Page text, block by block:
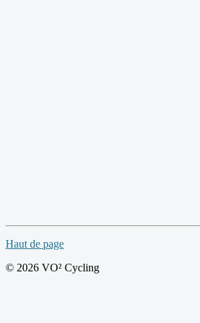
Haut de page
© 2026 VO² Cycling